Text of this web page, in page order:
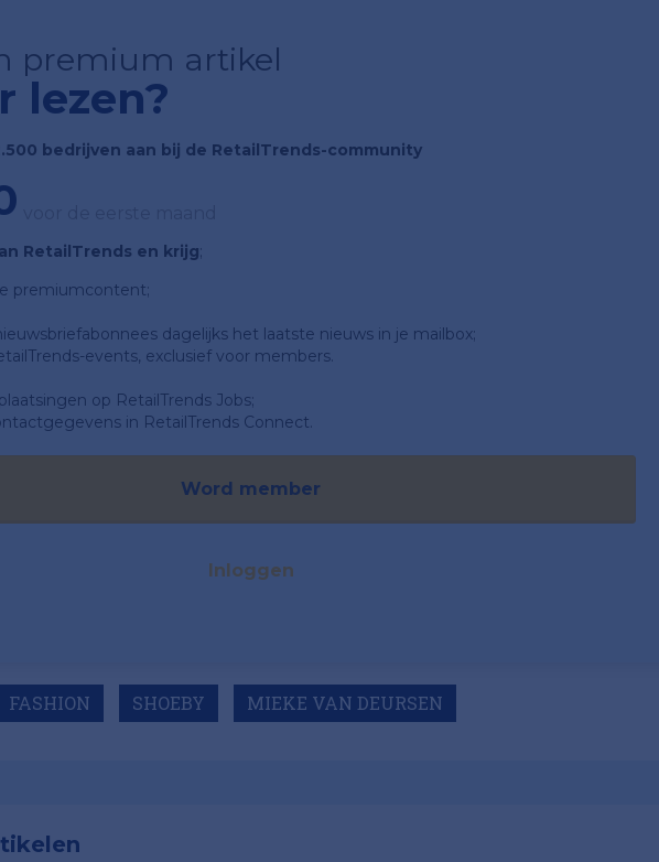
premium artikel
lezen?
bedrijven aan bij de RetailTrends-community
RetailTrends en krijg;
premiumcontent;
nieuwsbriefabonnees dagelijks het laatste nieuws in je mailbox;
events, exclusief voor members.
op RetailTrends Jobs;
in RetailTrends Connect.
Word member
Inloggen
FASHION SHOEBY MIEKE VAN DEURSEN